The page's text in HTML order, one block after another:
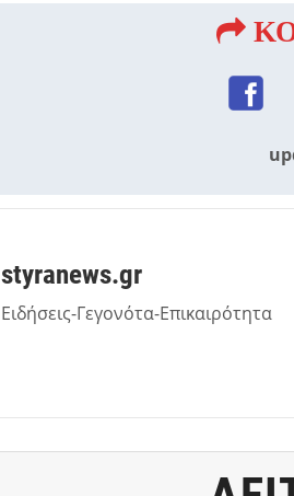
styranews.gr
Ειδήσεις-Γεγονότα-Επικαιρότητα